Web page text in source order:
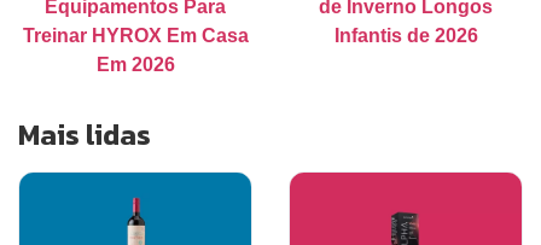
Equipamentos Para
Treinar HYROX Em Casa
Em 2026
de Inverno Longos
Infantis de 2026
Mais lidas